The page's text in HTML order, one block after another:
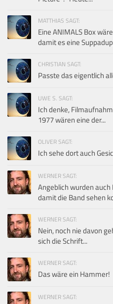
MATTHIAS SAGT:
Eine ANIMALS Box
damit es eine
CHRISTIAN SAGT:
Passte das eigentlich
UWE S. SAGT:
Ich denke,
1977 wären eine der...
OLIVER SAGT:
Ich sehe dort auch
WERNER SAGT:
Angeblich wurden
damit die Band sehen
WERNER SAGT:
Nein, noch nie davon
sich die Schrift...
WERNER SAGT:
Das wäre ein Hammer!
WERNER SAGT: